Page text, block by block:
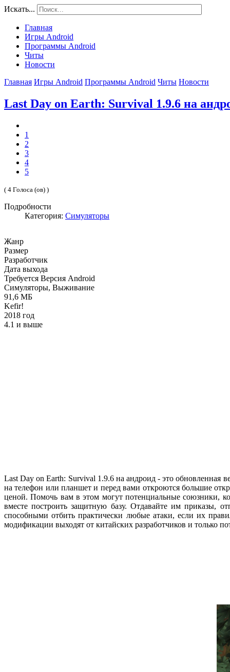
Искать...
Главная
Игры Android
Программы Android
Читы
Новости
Главная Игры Android Программы Android Читы Новости
Last Day on Earth: Survival 1.9.6 на
1
2
3
4
5
( 4 Голоса (ов) )
Подробности
Категория: Симуляторы
Жанр
Размер
Разработчик
Дата выхода
Требуется Версия Android
Симуляторы, Выживание
91,6 МБ
Kefir!
2018 год
4.1 и выше
Last Day on Earth: Survival 1.9.6 на андроид - это обновленная
на телефон или планшет и перед вами откроются большие
ценой. Помочь вам в этом могут потенциальные союзники,
вместе построить защитную базу. Отдавайте им приказы,
способными отбить практически любые атаки, если их
модификации выходят от китайских разработчиков и только